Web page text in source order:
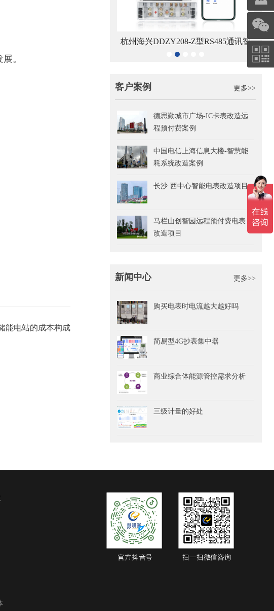
。
能电站的成本构成
杭州海兴DDZY208-Z型RS485通讯智 青岛
客户案例 更多>>
德思勤城市广场-IC卡表改造远
程预付费案例
中国电信上海信息大楼-智慧能
耗系统改造案例
长沙·西中心智能电表改造项目
马栏山创智园远程预付费电表
改造项目
新闻中心 更多>>
购买电表时电流越大越好吗
简易型4G抄表集中器
商业综合体能源管控需求分析
三级计量的好处